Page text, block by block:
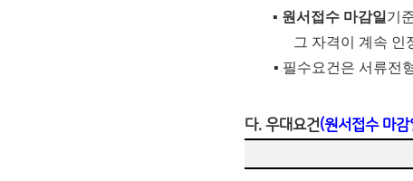
▪ 원서접수 마감일 기
그 자격이 계속 인
▪ 필수요건은 서류전
다. 우대요건(원서접수 마